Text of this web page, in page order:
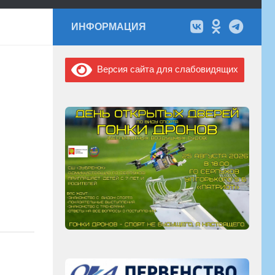
ИНФОРМАЦИЯ
Версия сайта для слабовидящих